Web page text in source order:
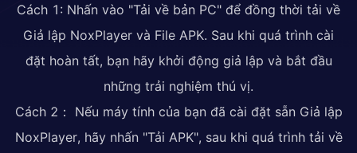
Cách 1: Nhấn vào "Tải về bản PC" để đồng thời tải về
Giả lập NoxPlayer và File APK. Sau khi quá trình cài
đặt hoàn tất, bạn hãy khởi động giả lập và bắt đầu
những trải nghiệm thú vị.
Cách 2： Nếu máy tính của bạn đã cài đặt sẵn Giả lập
NoxPlayer, hãy nhấn "Tải APK", sau khi quá trình tải về